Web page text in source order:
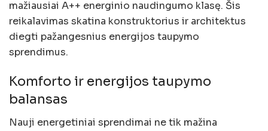
mažiausiai A++ energinio naudingumo klasę. Šis
reikalavimas skatina konstruktorius ir architektus
diegti pažangesnius energijos taupymo
sprendimus.
Komforto ir energijos taupymo
balansas
Nauji energetiniai sprendimai ne tik mažina